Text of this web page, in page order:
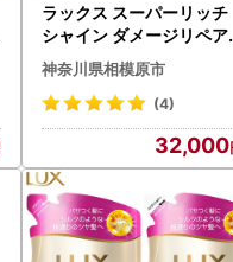
ラックス スーパーリッチ
シャイン ダメージリペア
補修コンディショナー つ
めかえ用 280g 18個 ※離
島への配送不可
神奈川県相模原市
(4)
32,000